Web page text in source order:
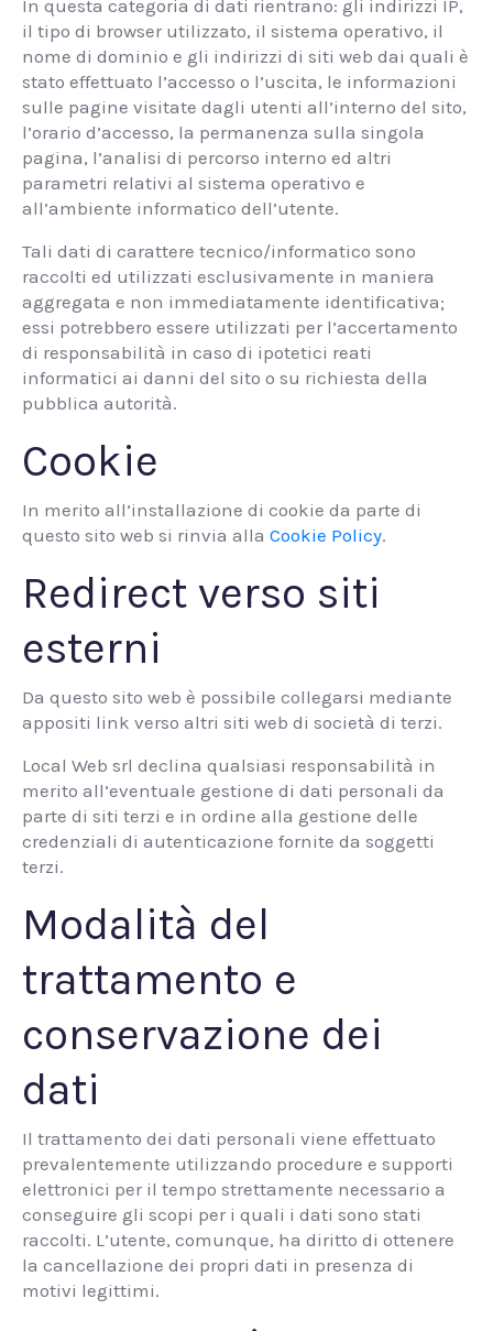
In questa categoria di dati rientrano: gli indirizzi IP,
il tipo di browser utilizzato, il sistema operativo, il
nome di dominio e gli indirizzi di siti web dai quali è
stato effettuato l’accesso o l’uscita, le informazioni
sulle pagine visitate dagli utenti all’interno del sito,
l’orario d’accesso, la permanenza sulla singola
pagina, l’analisi di percorso interno ed altri
parametri relativi al sistema operativo e
all’ambiente informatico dell’utente.
Tali dati di carattere tecnico/informatico sono
raccolti ed utilizzati esclusivamente in maniera
aggregata e non immediatamente identificativa;
essi potrebbero essere utilizzati per l’accertamento
di responsabilità in caso di ipotetici reati
informatici ai danni del sito o su richiesta della
pubblica autorità.
Cookie
In merito all’installazione di cookie da parte di
questo sito web si rinvia alla Cookie Policy.
Redirect verso siti
esterni
Da questo sito web è possibile collegarsi mediante
appositi link verso altri siti web di società di terzi.
Local Web srl declina qualsiasi responsabilità in
merito all’eventuale gestione di dati personali da
parte di siti terzi e in ordine alla gestione delle
credenziali di autenticazione fornite da soggetti
terzi.
Modalità del
trattamento e
conservazione dei
dati
Il trattamento dei dati personali viene effettuato
prevalentemente utilizzando procedure e supporti
elettronici per il tempo strettamente necessario a
conseguire gli scopi per i quali i dati sono stati
raccolti. L’utente, comunque, ha diritto di ottenere
la cancellazione dei propri dati in presenza di
motivi legittimi.